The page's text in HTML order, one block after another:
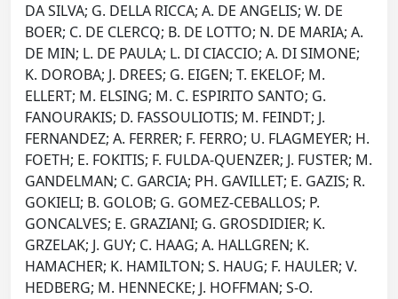
DA SILVA; G. DELLA RICCA; A. DE ANGELIS; W. DE
BOER; C. DE CLERCQ; B. DE LOTTO; N. DE MARIA; A.
DE MIN; L. DE PAULA; L. DI CIACCIO; A. DI SIMONE;
K. DOROBA; J. DREES; G. EIGEN; T. EKELOF; M.
ELLERT; M. ELSING; M. C. ESPIRITO SANTO; G.
FANOURAKIS; D. FASSOULIOTIS; M. FEINDT; J.
FERNANDEZ; A. FERRER; F. FERRO; U. FLAGMEYER; H.
FOETH; E. FOKITIS; F. FULDA-QUENZER; J. FUSTER; M.
GANDELMAN; C. GARCIA; PH. GAVILLET; E. GAZIS; R.
GOKIELI; B. GOLOB; G. GOMEZ-CEBALLOS; P.
GONCALVES; E. GRAZIANI; G. GROSDIDIER; K.
GRZELAK; J. GUY; C. HAAG; A. HALLGREN; K.
HAMACHER; K. HAMILTON; S. HAUG; F. HAULER; V.
HEDBERG; M. HENNECKE; J. HOFFMAN; S-O.